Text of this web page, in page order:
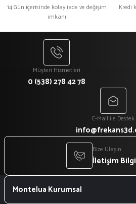
14 Gün içerisinde kolay iade ve değişim
imkanı
Kredi
Müşteri Hizmetleri
0 (538) 278 42 78
E-Mail ile Destek
Bize Ulaşın
İletişim
Montelua Kurumsal